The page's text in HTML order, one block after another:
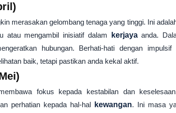
merasakan gelombang tenaga yang tinggi. Ini
atau mengambil inisiatif dalam
kerjayaanda.
hubungan. Berhati-hati dengan
baik, tetapi pastikan anda kekal aktif.
fokus kepada kestabilan dan
perhatian kepada hal-hal kewangan. Ini masa